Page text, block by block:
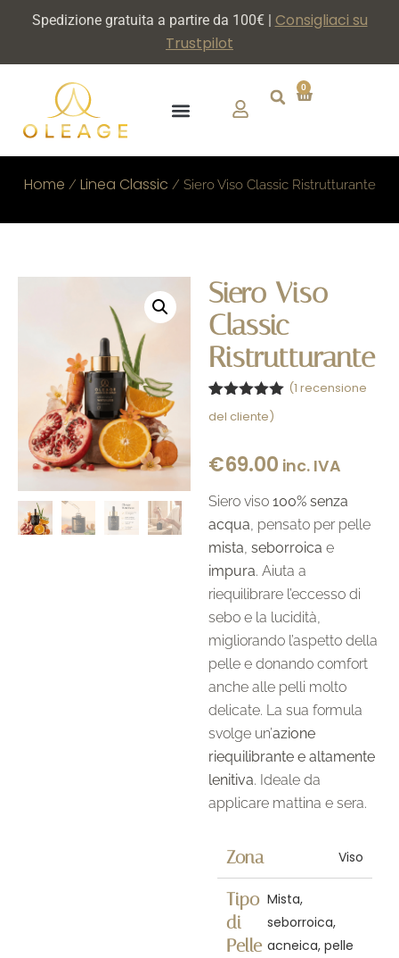
Spedizione gratuita a partire da 100€ | Consigliaci su
Trustpilot
0
Home / Linea Classic / Siero Viso Classic Ristrutturante
Siero Viso
Classic
Ristrutturante
5.00su 5
recensioni
(1 recensione
del cliente)
€69.00 inc. IVA
Siero viso 100% senza
acqua, pensato per pelle
mista, seborroica e
impura. Aiuta a
riequilibrare l’eccesso di
sebo e la lucidità,
migliorando l’aspetto della
pelle e donando comfort
anche alle pelli molto
delicate. La sua formula
svolge un’azione
riequilibrante e altamente
lenitiva. Ideale da
applicare mattina e sera.
Zona Viso
Tipo
di
Pelle
Mista,
seborroica,
acneica, pelle